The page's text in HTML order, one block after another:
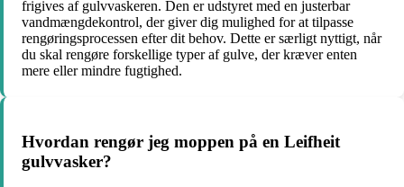
frigives af gulvvaskeren. Den er udstyret med en justerbar
vandmængdekontrol, der giver dig mulighed for at tilpasse
rengøringsprocessen efter dit behov. Dette er særligt nyttigt, når
du skal rengøre forskellige typer af gulve, der kræver enten
mere eller mindre fugtighed.
Hvordan rengør jeg moppen på en Leifheit
gulvvasker?